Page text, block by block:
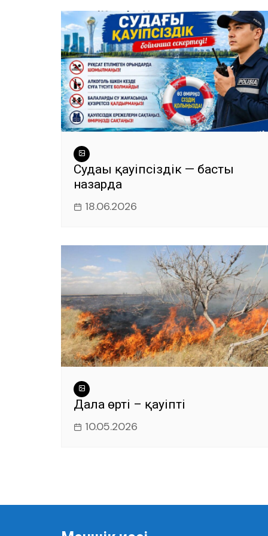
k
Судағы қауіпсіздік — басты
назарда
18.06.2026
Дала өрті – қауіпті
10.05.2026